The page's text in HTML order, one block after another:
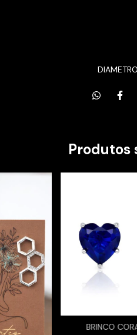
Produtos
BRINCO